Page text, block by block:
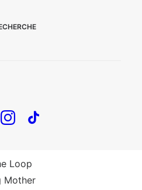
Mother
la framboise
Loop
Mother